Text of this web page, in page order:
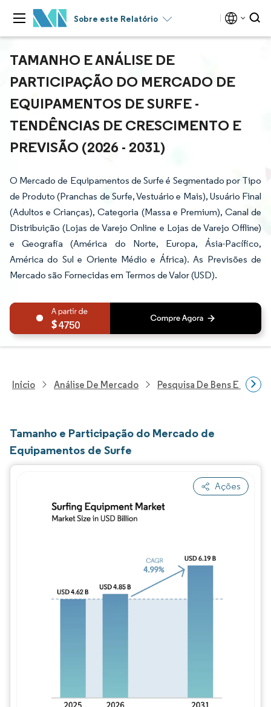
Sobre este Relatório
TAMANHO E ANÁLISE DE
PARTICIPAÇÃO DO MERCADO DE
EQUIPAMENTOS DE SURFE -
TENDÊNCIAS DE CRESCIMENTO E
PREVISÃO (2026 - 2031)
O Mercado de Equipamentos de Surfe é Segmentado por Tipo
de Produto (Pranchas de Surfe, Vestuário e Mais), Usuário Final
(Adultos e Crianças), Categoria (Massa e Premium), Canal de
Distribuição (Lojas de Varejo Online e Lojas de Varejo Offline)
e Geografia (América do Norte, Europa, Ásia-Pacífico,
América do Sul e Oriente Médio e África). As Previsões de
Mercado são Fornecidas em Termos de Valor (USD).
4750
Início Análise De Mercado Pesquisa De Bens E
Tamanho e Participação do Mercado de
Equipamentos de Surfe
Ações